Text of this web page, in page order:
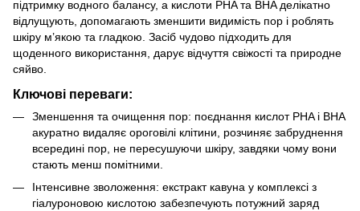
підтримку водного балансу, а кислоти PHA та BHA делікатно
відлущують, допомагають зменшити видимість пор і роблять
шкіру м’якою та гладкою. Засіб чудово підходить для
щоденного використання, дарує відчуття свіжості та природне
сяйво.
Ключові переваги:
Зменшення та очищення пор: поєднання кислот PHA і BHA
акуратно видаляє ороговілі клітини, розчиняє забруднення
всередині пор, не пересушуючи шкіру, завдяки чому вони
стають менш помітними.
Інтенсивне зволоження: екстракт кавуна у комплексі з
гіалуроновою кислотою забезпечують потужний заряд